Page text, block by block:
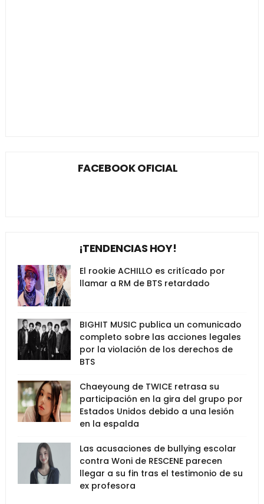
FACEBOOK OFICIAL
¡TENDENCIAS HOY!
El rookie ACHILLO es critícado por
llamar a RM de BTS retardado
BIGHIT MUSIC publica un comunicado
completo sobre las acciones legales
por la violación de los derechos de
BTS
Chaeyoung de TWICE retrasa su
participación en la gira del grupo por
Estados Unidos debido a una lesión
en la espalda
Las acusaciones de bullying escolar
contra Woni de RESCENE parecen
llegar a su fin tras el testimonio de su
ex profesora